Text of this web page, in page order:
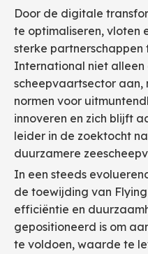
Door de digitale
te optimaliseren, vloten
sterke
International niet
scheepvaartsector aan,
normen voor
innoveren en zich blijft
leider in de zoektocht
duurzamere
In een steeds
de toewijding van
efficiëntie en
gepositioneerd is om
te voldoen, waarde te